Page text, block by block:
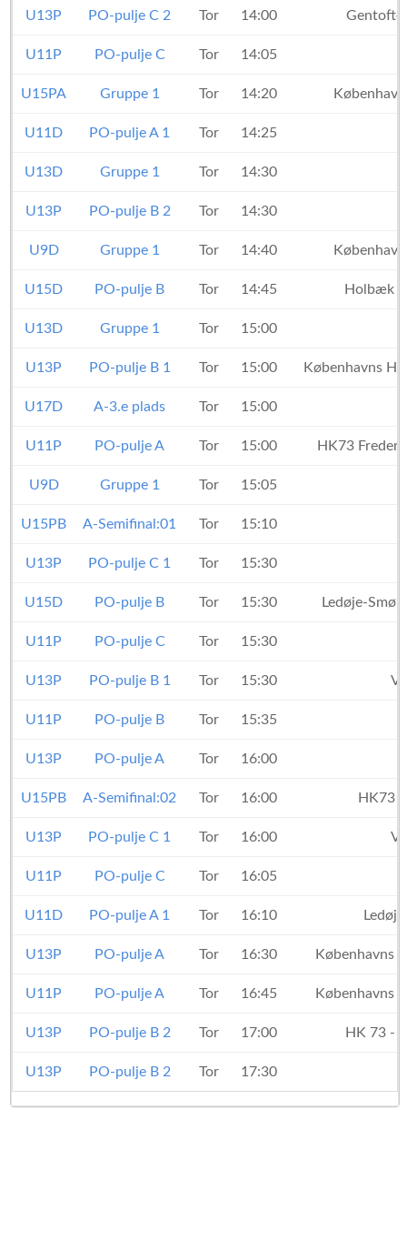
U13P PO-pulje C 2 Tor 14:00
U11P PO-pulje C Tor 14:05
U15PA Gruppe 1 Tor 14:20
U11D PO-pulje A 1 Tor 14:25
U13D Gruppe 1 Tor 14:30
U13P PO-pulje B 2 Tor 14:30
U9D Gruppe 1 Tor 14:40
U15D PO-pulje B Tor 14:45 Holbæk
U13D Gruppe 1 Tor 15:00
U13P PO-pulje B 1 Tor 15:00 Københavns
U17D A-3.e plads Tor 15:00
U11P PO-pulje A Tor 15:00 HK73
U9D Gruppe 1 Tor 15:05
U15PB A-Semifinal:01 Tor 15:10
U13P PO-pulje C 1 Tor 15:30
U15D PO-pulje B Tor 15:30 Ledøje-
U11P PO-pulje C Tor 15:30
U13P PO-pulje B 1 Tor 15:30
U11P PO-pulje B Tor 15:35
U13P PO-pulje A Tor 16:00
U15PB A-Semifinal:02 Tor 16:00 HK73
U13P PO-pulje C 1 Tor 16:00
U11P PO-pulje C Tor 16:05
U11D PO-pulje A 1 Tor 16:10
U13P PO-pulje A Tor 16:30 Københavns
U11P PO-pulje A Tor 16:45 Københavns
U13P PO-pulje B 2 Tor 17:00 HK 73 -
U13P PO-pulje B 2 Tor 17:30